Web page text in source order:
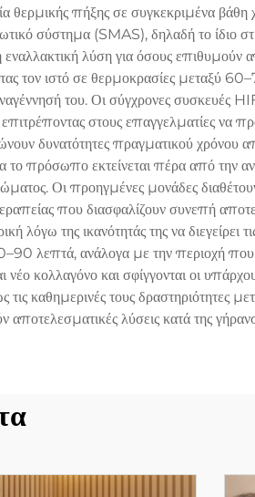
πήξης σε συγκεκριμένα βάθη
σύστημα (SMAS), δηλαδή το ίδιο
λύση για όσους
τον ιστό σε θερμοκρασίες μεταξύ
του. Οι σύγχρονες συσκευές
στους επαγγελματίες να
δυνατότητες πραγματικού χρόνου
το πρόσωπο εκτείνεται πέρα από την
Οι προηγμένες μονάδες
που διασφαλίζουν συνεπή
λόγω της ικανότητάς της να διεγείρει
λεπτά, ανάλογα με την περιοχή που
κολλαγόνο και σφίγγονται οι
καθημερινές τους δραστηριότητες
λύσεις κατά της